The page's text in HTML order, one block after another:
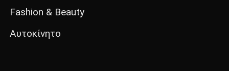
Fashion & Beauty
Αυτοκίνητο